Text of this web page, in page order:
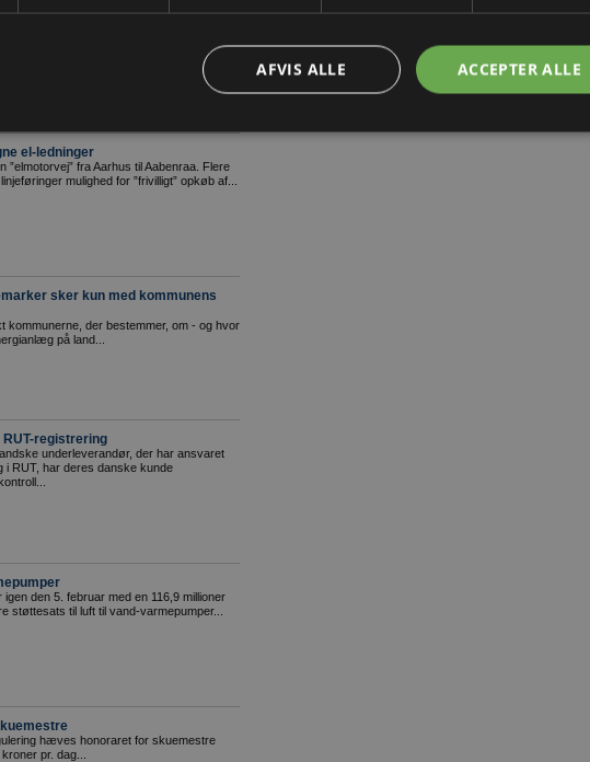
til renoveringer
el-ledninger
”elmotorvej” fra Aarhus til Aabenraa. Flere
mulighed for ”frivilligt” opkøb af...
sker kun med kommunens
kommunerne, der bestemmer, om - og hvor
på land...
registrering
underleverandør, der har ansvaret
i RUT, har deres danske kunde
igen den 5. februar med en 116,9 millioner
støttesats til luft til vand-varmepumper...
hæves honoraret for skuemestre
pr. dag...
ACCEPTER ALLE
AFVIS ALLE